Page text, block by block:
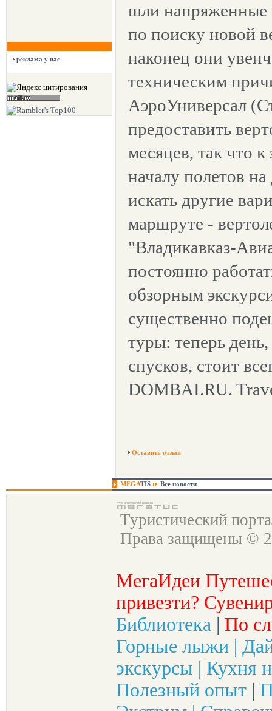
реклама у нас
шли напряженные
по поиску новой
наконец они
техническим
АэроУниверсал
предоставить
месяцев, так что
началу полетов
искать другие
маршруте -
"Владикавказ-
постоянно
обзорным
существенно
туры: теперь
спусков, стоит
DOMBAI.RU.
Оставить отзыв
MEGATIS Все новости
Туристический
Права защищены ©
МегаИдеи
привезти?
Библиотека | По
Горные лыжи |
экскурсы | Кухня
Полезный опыт |